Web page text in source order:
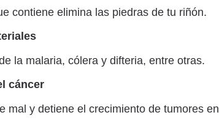
contiene elimina las piedras de tu riñón.
la malaria, cólera y difteria, entre otras.
cáncer
mal y detiene el crecimiento de tumores